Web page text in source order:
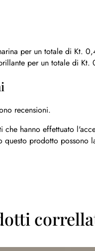
per un totale di Kt.
per un totale di Kt.
recensioni.
che hanno effettuato
questo prodotto possono